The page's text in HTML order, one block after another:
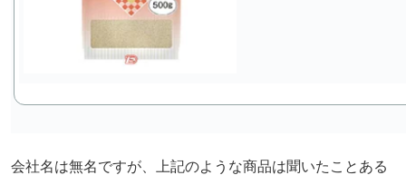
会社名は無名ですが、上記のような商品は聞いたことある